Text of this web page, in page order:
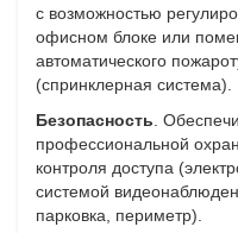
с возможностью
офисном блоке или
автоматического
(спринклерная система).
Безопасность .
профессиональной
контроля доступа
системой
парковка, периметр).